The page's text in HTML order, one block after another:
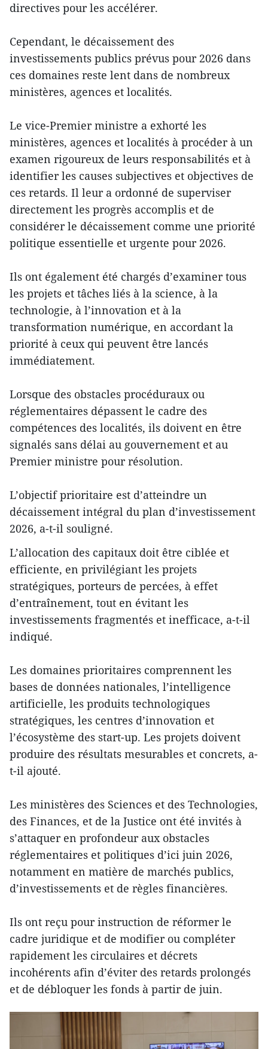
directives pour les accélérer.
Cependant, le décaissement des
investissements publics prévus pour 2026 dans
ces domaines reste lent dans de nombreux
ministères, agences et localités.
Le vice-Premier ministre a exhorté les
ministères, agences et localités à procéder à un
examen rigoureux de leurs responsabilités et à
identifier les causes subjectives et objectives de
ces retards. Il leur a ordonné de superviser
directement les progrès accomplis et de
considérer le décaissement comme une priorité
politique essentielle et urgente pour 2026.
Ils ont également été chargés d’examiner tous
les projets et tâches liés à la science, à la
technologie, à l’innovation et à la
transformation numérique, en accordant la
priorité à ceux qui peuvent être lancés
immédiatement.
Lorsque des obstacles procéduraux ou
réglementaires dépassent le cadre des
compétences des localités, ils doivent en être
signalés sans délai au gouvernement et au
Premier ministre pour résolution.
L’objectif prioritaire est d’atteindre un
décaissement intégral du plan d’investissement
2026, a-t-il souligné.
L’allocation des capitaux doit être ciblée et
efficiente, en privilégiant les projets
stratégiques, porteurs de percées, à effet
d’entraînement, tout en évitant les
investissements fragmentés et inefficace, a-t-il
indiqué.
Les domaines prioritaires comprennent les
bases de données nationales, l’intelligence
artificielle, les produits technologiques
stratégiques, les centres d’innovation et
l’écosystème des start-up. Les projets doivent
produire des résultats mesurables et concrets, a-
t-il ajouté.
Les ministères des Sciences et des Technologies,
des Finances, et de la Justice ont été invités à
s’attaquer en profondeur aux obstacles
réglementaires et politiques d’ici juin 2026,
notamment en matière de marchés publics,
d’investissements et de règles financières.
Ils ont reçu pour instruction de réformer le
cadre juridique et de modifier ou compléter
rapidement les circulaires et décrets
incohérents afin d’éviter des retards prolongés
et de débloquer les fonds à partir de juin.